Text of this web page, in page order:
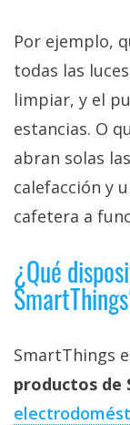
Por ejemplo,
todas las
limpiar, y el
estancias. O
abran solas
calefacción y
cafetera a
¿Qué
SmartThings
productos de